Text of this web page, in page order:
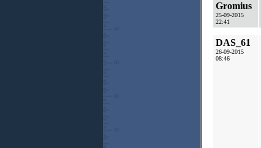
Gromius
25-09-2015
22:41
DAS_61
26-09-2015
08:46